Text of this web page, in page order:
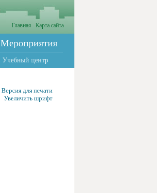
Главная Карта сайта
Мероприятия
Учебный центр
Версия для печати
Увеличить шрифт